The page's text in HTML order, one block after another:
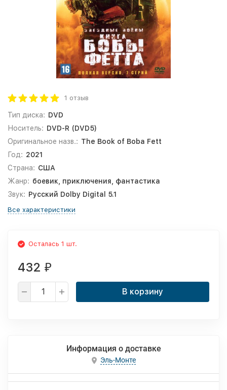
1 отзыв
Тип диска: DVD
Носитель: DVD-R (DVD5)
Оригинальное назв.: The Book of Boba Fett
Год: 2021
Страна: США
Жанр: боевик, приключения, фантастика
Звук: Русский Dolby Digital 5.1
Все характеристики
Осталась 1 шт.
432 ₽
В корзину
Информация о доставке
Эль-Монте